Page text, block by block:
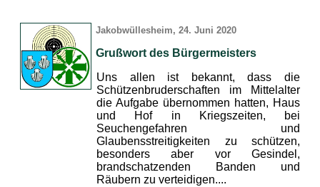
Jakobwüllesheim, 24. Juni 2020
Grußwort des Bürgermeisters
Uns allen ist bekannt, dass die
Schützenbruderschaften im Mittelalter
die Aufgabe übernommen hatten, Haus
und Hof in Kriegszeiten, bei
Seuchengefahren und
Glaubensstreitigkeiten zu schützen,
besonders aber vor Gesindel,
brandschatzenden Banden und
Räubern zu verteidigen....